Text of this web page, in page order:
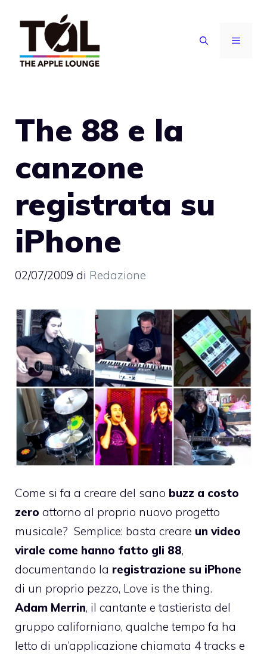
contenuto
MENU
The 88 e la
canzone
registrata su
iPhone
02/07/2009 di Redazione
Come si fa a creare del sano buzz a costo
zero attorno al proprio nuovo progetto
musicale? Semplice: basta creare un video
virale come hanno fatto gli 88,
documentando la registrazione su iPhone
di un proprio pezzo, Love is the thing.
Adam Merrin, il cantante e tastierista del
gruppo californiano, qualche tempo fa ha
letto di un’applicazione chiamata 4 tracks e